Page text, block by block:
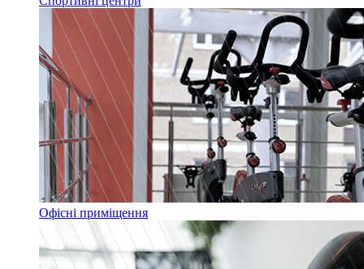
Офісні приміщення